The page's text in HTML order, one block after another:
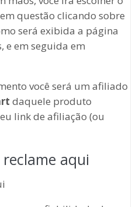
questão clicando sobre
será exibida a página
e em seguida em
você será um afiliado
daquele produto
link de afiliação (ou
aqui